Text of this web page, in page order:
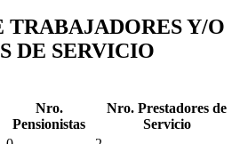
TRABAJADORES Y/O
DE SERVICIO
Nro.
Pensionistas
Nro. Prestadores de
Servicio